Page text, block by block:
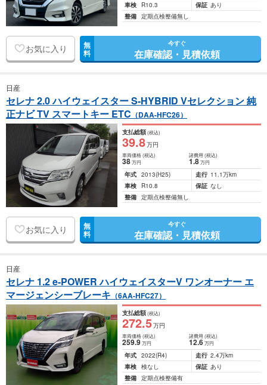
車検
R10.3 保証 あり
整備 定期点検整備無し
お気に入り 無
料
今すぐ
在庫確認・見積依頼
日産
セレナ 2.0 ハイウェイスター S-HYBRID Vセレクション 純
正ナビ TV スマートキー ETC （DAA-HFC26）
支払総額(税込)
39.8万円
車両価格(税込)
38万円
諸費用 (税込)
1.8 万円
年式 2013(H25) 走行 11.1万km
車検
R10.8 保証 なし
整備 定期点検整備無し
お気に入り 無
料
今すぐ
在庫確認・見積依頼
日産
セレナ 1.2 e-POWER ハイウェイスターV ワンオーナー エ
マージェンシーブレーキ （6AA-HFC27）
支払総額(税込)
272.5万円
車両価格(税込)
259.9万円
諸費用 (税込)
12.6 万円
年式 2022(R4) 走行 2.4万km
車検 検なし 保証 あり
整備 定期点検整備有